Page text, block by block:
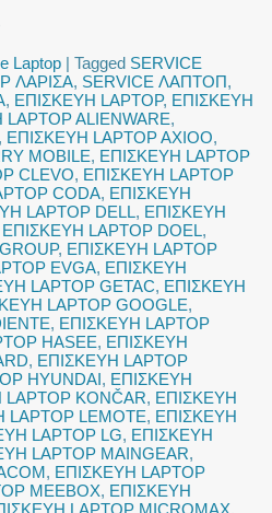
Laptop |Tagged SERVICE
ΛΑΡΙΣΑ, SERVICE ΛΑΠΤΟΠ,
, ΕΠΙΣΚΕΥΗ LAPTOP, ΕΠΙΣΚΕΥΗ
ALIENWARE,
, ΕΠΙΣΚΕΥΗ LAPTOP AXIOO,
MOBILE, ΕΠΙΣΚΕΥΗ LAPTOP
CLEVO, ΕΠΙΣΚΕΥΗ LAPTOP
CODA, ΕΠΙΣΚΕΥΗ
LAPTOP DELL, ΕΠΙΣΚΕΥΗ
ΕΠΙΣΚΕΥΗ LAPTOP DOEL,
, ΕΠΙΣΚΕΥΗ LAPTOP
EVGA, ΕΠΙΣΚΕΥΗ
LAPTOP GETAC, ΕΠΙΣΚΕΥΗ
LAPTOP GOOGLE,
, ΕΠΙΣΚΕΥΗ LAPTOP
HASEE, ΕΠΙΣΚΕΥΗ
, ΕΠΙΣΚΕΥΗ LAPTOP
HYUNDAI, ΕΠΙΣΚΕΥΗ
KONČAR, ΕΠΙΣΚΕΥΗ
LEMOTE, ΕΠΙΣΚΕΥΗ
LAPTOP LG, ΕΠΙΣΚΕΥΗ
LAPTOP MAINGEAR,
, ΕΠΙΣΚΕΥΗ LAPTOP
MEEBOX, ΕΠΙΣΚΕΥΗ